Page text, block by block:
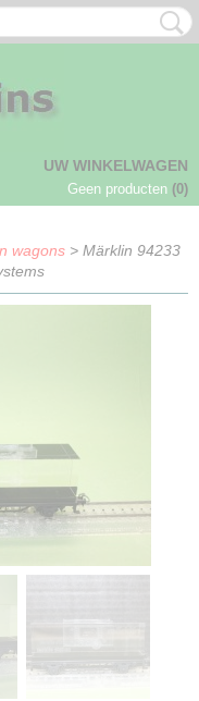
UW WINKELWAGEN
Geen producten (0)
wagons > Märklin 94233